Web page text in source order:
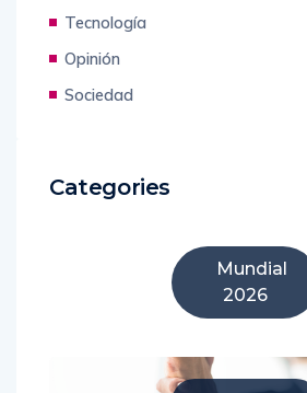
Tecnología
Opinión
Sociedad
Categories
Mundial
2026